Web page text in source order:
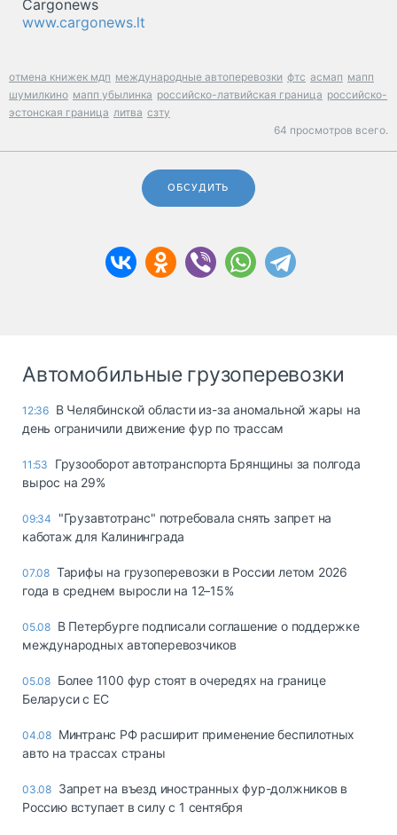
Cargonews
www.cargonews.lt
отмена книжек мдп международные автоперевозки фтс асмап мапп
шумилкино мапп убылинка российско-латвийская граница российско-
эстонская граница литва сзту
64 просмотров всего.
ОБСУДИТЬ
Автомобильные грузоперевозки
12:36 В Челябинской области из-за аномальной жары на
день ограничили движение фур по трассам
11:53
Грузооборот автотранспорта Брянщины за полгода
вырос на 29%
09:34
"Грузавтотранс" потребовала снять запрет на
каботаж для Калининграда
07.08 Тарифы на грузоперевозки в России летом 2026
года в среднем выросли на 12–15%
05.08 В Петербурге подписали соглашение о поддержке
международных автоперевозчиков
05.08 Более 1100 фур стоят в очередях на границе
Беларуси с ЕС
04.08 Минтранс РФ расширит применение беспилотных
авто на трассах страны
03.08 Запрет на въезд иностранных фур-должников в
Россию вступает в силу с 1 сентября